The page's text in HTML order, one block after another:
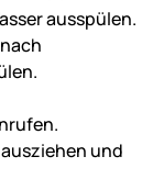
ausspülen.
und